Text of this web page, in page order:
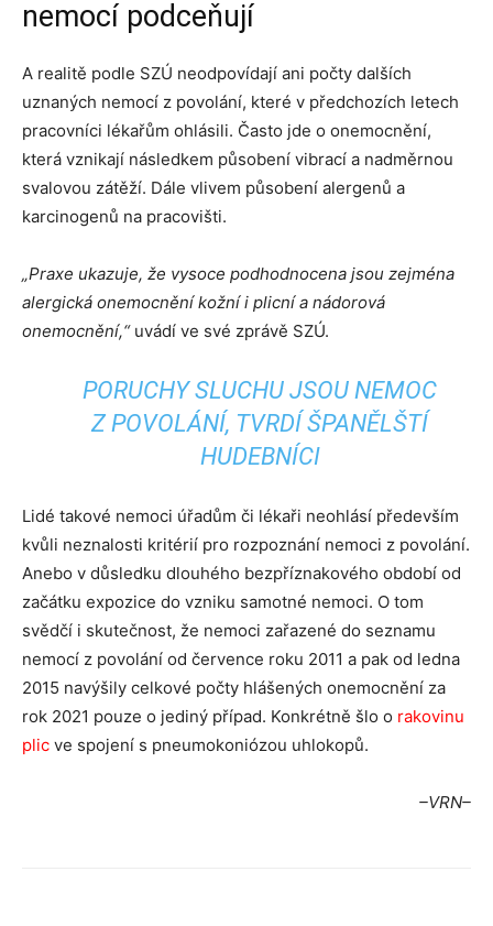
nemocí podceňují
A realitě podle SZÚ neodpovídají ani počty dalších
uznaných nemocí z povolání, které v předchozích letech
pracovníci lékařům ohlásili. Často jde o onemocnění,
která vznikají následkem působení vibrací a nadměrnou
svalovou zátěží. Dále vlivem působení alergenů a
karcinogenů na pracovišti.
„Praxe ukazuje, že vysoce podhodnocena jsou zejména
alergická onemocnění kožní i plicní a nádorová
onemocnění,“ uvádí ve své zprávě SZÚ.
PORUCHY SLUCHU JSOU NEMOC
Z POVOLÁNÍ, TVRDÍ ŠPANĚLŠTÍ
HUDEBNÍCI
Lidé takové nemoci úřadům či lékaři neohlásí především
kvůli neznalosti kritérií pro rozpoznání nemoci z povolání.
Anebo v důsledku dlouhého bezpříznakového období od
začátku expozice do vzniku samotné nemoci. O tom
svědčí i skutečnost, že nemoci zařazené do seznamu
nemocí z povolání od července roku 2011 a pak od ledna
2015 navýšily celkové počty hlášených onemocnění za
rok 2021 pouze o jediný případ. Konkrétně šlo o rakovinu
plic ve spojení s pneumokoniózou uhlokopů.
–VRN–